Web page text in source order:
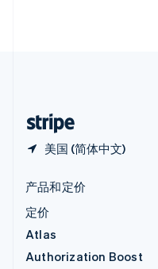
美国 (简体中文)
产品和定价
定价
Atlas
Authorization Boost